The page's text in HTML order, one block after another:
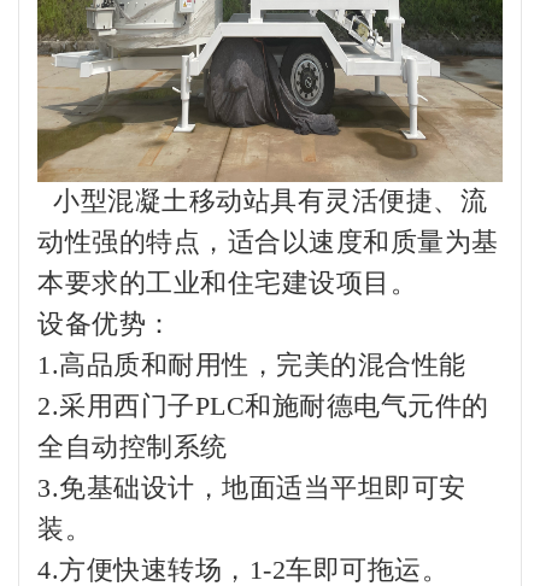
小型混凝土移动站具有灵活便捷、流
动性强的特点，适合以速度和质量为基
本要求的工业和住宅建设项目。
设备优势：
1.高品质和耐用性，完美的混合性能
2.采用西门子PLC和施耐德电气元件的
全自动控制系统
3.免基础设计，地面适当平坦即可安
装。
4.方便快速转场，1-2车即可拖运。